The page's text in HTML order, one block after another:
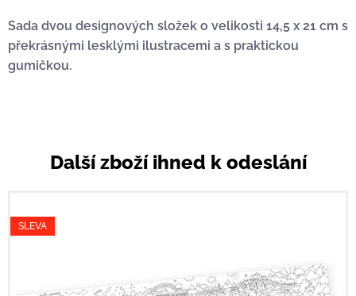
Sada dvou designových složek o velikosti 14,5 x 21 cm s
překrásnými lesklými ilustracemi a s praktickou
gumičkou.
Další zboží ihned k odeslání
SLEVA